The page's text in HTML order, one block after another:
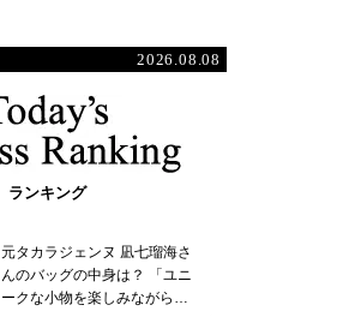
2026.08.08
ランキング
元タカラジェンヌ 凪七瑠海さ
んのバッグの中身は？ 「ユニ
ークな小物を楽しみながら…